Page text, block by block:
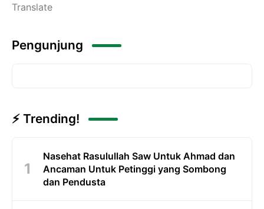
Translate
Pengunjung
⚡ Trending!
Nasehat Rasulullah Saw Untuk Ahmad dan
Ancaman Untuk Petinggi yang Sombong
dan Pendusta